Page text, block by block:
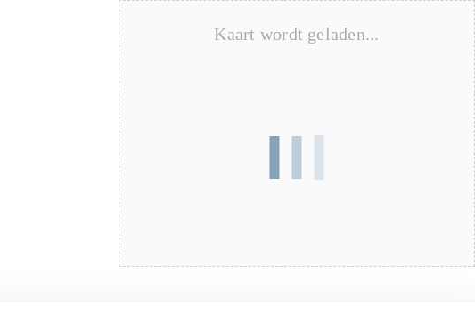
Kaart wordt geladen...